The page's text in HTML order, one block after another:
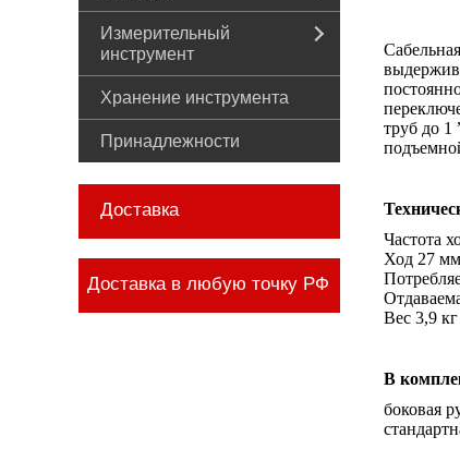
Измерительный
инструмент
Хранение инструмента
Принадлежности
Доставка
Доставка в любую точку РФ
труб до
Частота
Ход 27 мм
Вес 3,9 кг
В
боковая